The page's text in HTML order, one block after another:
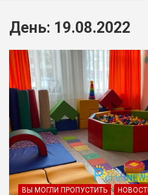
День: 19.08.2022
ВЫ МОГЛИ ПРОПУСТИТЬ